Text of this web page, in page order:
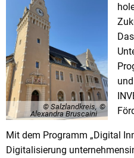
© Salzlandkreis,
Alexandra Bruscaini
Mit dem Programm „Digital
Digitalisierung